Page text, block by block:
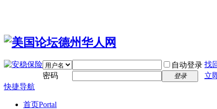
自动登录 找
密码
登录
立
快捷导航
首页Portal